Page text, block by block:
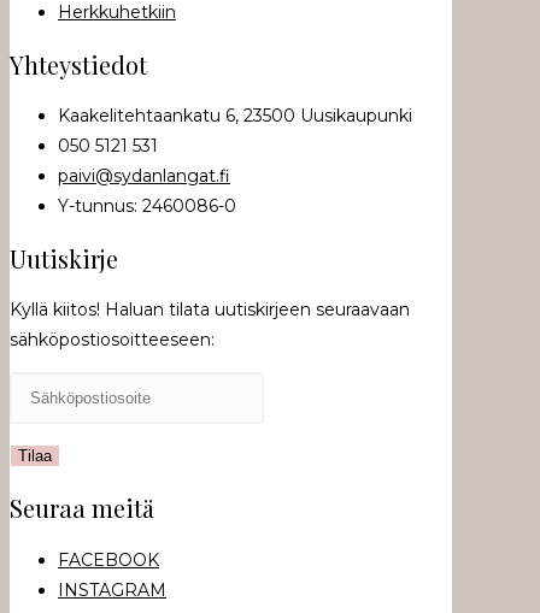
Herkkuhetkiin
Yhteystiedot
Kaakelitehtaankatu 6, 23500 Uusikaupunki
050 5121 531
paivi@sydanlangat.fi
Y-tunnus: 2460086-0
Uutiskirje
Kyllä kiitos! Haluan tilata uutiskirjeen seuraavaan
sähköpostiosoitteeseen:
Seuraa meitä
FACEBOOK
INSTAGRAM